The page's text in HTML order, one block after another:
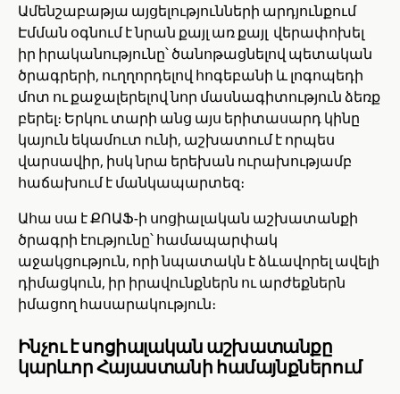
Ամենշաբաթյա այցելությունների արդյունքում
Էմման օգնում է նրան քայլ առ քայլ վերափոխել
իր իրականությունը՝ ծանոթացնելով պետական
ծրագրերի, ուղղորդելով հոգեբանի և լոգոպեդի
մոտ ու քաջալերելով նոր մասնագիտություն ձեռք
բերել։ Երկու տարի անց այս երիտասարդ կինը
կայուն եկամուտ ունի, աշխատում է որպես
վարսավիր, իսկ նրա երեխան ուրախությամբ
հաճախում է մանկապարտեզ։
Ահա սա է ՔՈԱՖ-ի սոցիալական աշխատանքի
ծրագրի էությունը՝ համապարփակ
աջակցություն, որի նպատակն է ձևավորել ավելի
դիմացկուն, իր իրավունքներն ու արժեքներն
իմացող հասարակություն։
Ինչու է սոցիալական աշխատանքը
կարևոր Հայաստանի համայնքներում